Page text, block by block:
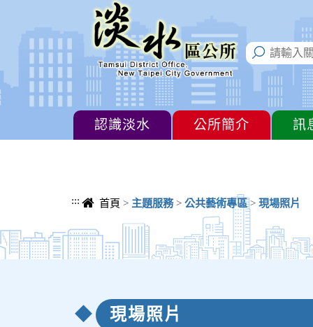
認識淡水 公所簡介 訊
::: 首頁 > 主題服務> 公共藝術專區> 現場照片
現場照片